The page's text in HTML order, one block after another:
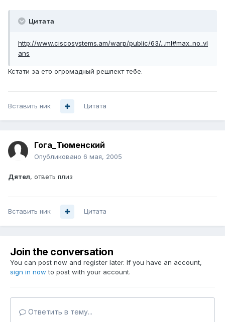
Цитата
http://www.ciscosystems.am/warp/public/63/...ml#max_no_vl
ans
Кстати за ето огромадный решпект тебе.
Вставить ник Цитата
Гога_Тюменский
Опубликовано 6 мая, 2005
Дятел, ответь плиз
Вставить ник Цитата
Join the conversation
You can post now and register later. If you have an account,
sign in now to post with your account.
Ответить в тему...